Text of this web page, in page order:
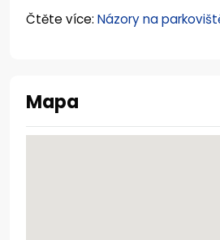
Čtěte více: Názory na
Mapa